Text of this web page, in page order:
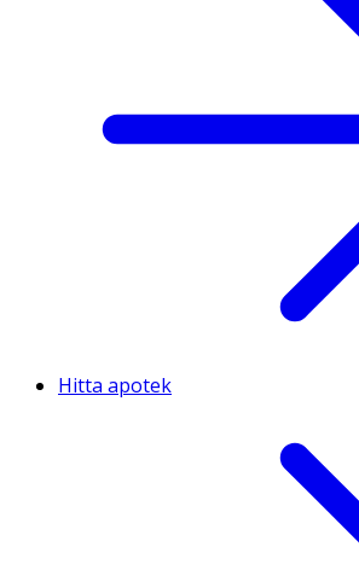
Hitta apotek